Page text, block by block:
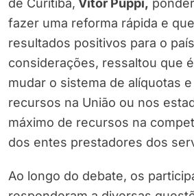
de Curitiba, Vitor Puppi,
fazer uma reforma rápida e
resultados positivos para o
considerações, ressaltou que
mudar o sistema de alíquotas
recursos na União ou nos
máximo de recursos na
dos entes prestadores dos
Ao longo do debate, os